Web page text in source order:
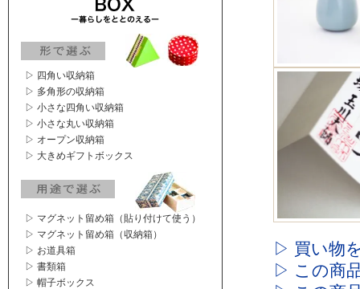
▷ 四角い収納箱
▷ 多角形の収納箱
▷ 小さな四角い収納箱
▷ 小さな丸い収納箱
▷ オープン収納箱
▷ 大きめギフトボックス
▷ マグネット留め箱（貼り付けて使う）
▷ マグネット留め箱（収納箱）
▷ お道具箱
▷ 書類箱
▷ 帽子ボックス
▷ 買い物
▷ この商